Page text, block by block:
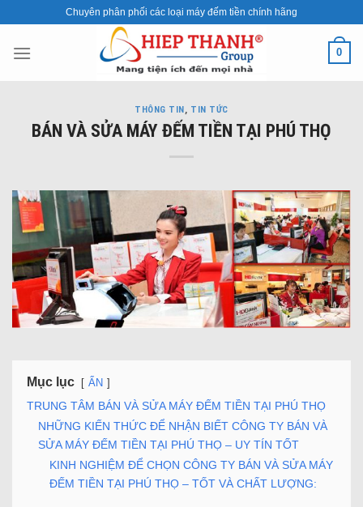
content
Chuyên phân phối các loại máy đếm tiền chính hãng
0
THÔNG TIN, TIN TỨC
BÁN VÀ SỬA MÁY ĐẾM TIỀN TẠI PHÚ THỌ
Mục lục ẨN
TRUNG TÂM BÁN VÀ SỬA MÁY ĐẾM TIỀN TẠI PHÚ THỌ
NHỮNG KIẾN THỨC ĐỂ NHẬN BIẾT CÔNG TY BÁN VÀ
SỬA MÁY ĐẾM TIỀN TẠI PHÚ THỌ – UY TÍN TỐT
KINH NGHIỆM ĐỂ CHỌN CÔNG TY BÁN VÀ SỬA MÁY
ĐẾM TIỀN TẠI PHÚ THỌ – TỐT VÀ CHẤT LƯỢNG: